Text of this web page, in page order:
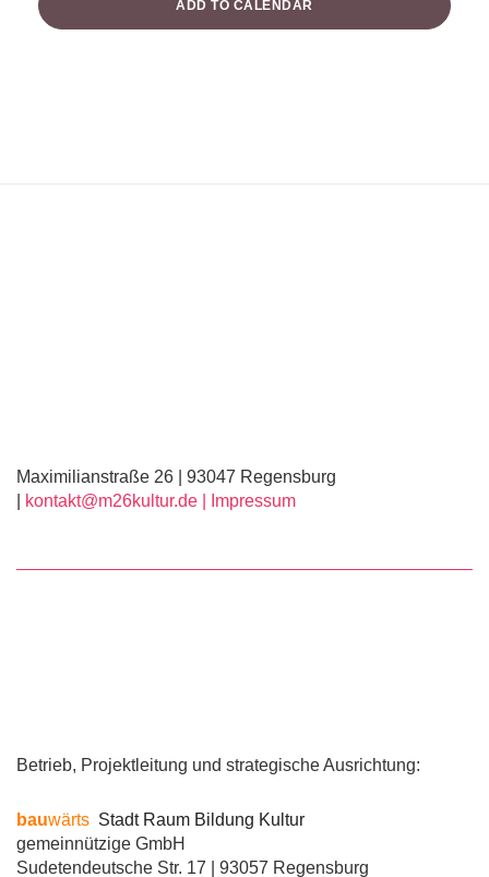
ADD TO CALENDAR
Maximilianstraße 26 | 93047 Regensburg
kontakt@m26kultur.de | Impressum
Betrieb, Projektleitung und strategische Ausrichtung:
bauwärts Stadt Raum Bildung Kultur
gemeinnützige GmbH
Sudetendeutsche Str. 17 | 93057 Regensburg